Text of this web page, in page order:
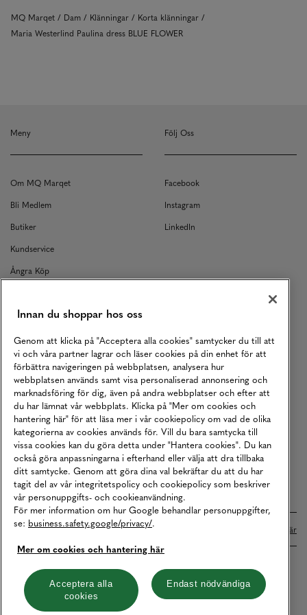
MQ Marqet Dam Klänningar
Korta klänningar
Maria Westerlind Paulina dress BLUE FLOWER
Meny
Om MQ Marqet
Bli Medlem
Butiker
Kundservice
Ångra Köp
Returer
Köpvillkor
Karriär
Vårt Ansvar
Våra Tjänster
Press
Studentrabatt
B2B
Tillgänglighetsredogörelse
Följ Oss
Facebook
Instagram
LinkedIn
Betalningar online sköts i samarbete med Klarna. Läs mer här
Cookies Integritetspolicy
Hantera cookies
Innan du shoppar hos oss
Genom att klicka på "Acceptera alla cookies" samtycker du till att
vi och våra partner lagrar och läser cookies på din enhet för att
förbättra navigeringen på webbplatsen, analysera hur
webbplatsen används samt visa personaliserad annonsering och
marknadsföring för dig, även på andra webbplatser och efter att
du har lämnat vår webbplats. Klicka på "Mer om cookies och
hantering här" för att läsa mer i vår cookiepolicy om vad de olika
kategorierna av cookies används för. Vill du bara samtycka till
vissa cookies kan du göra detta under "Hantera cookies". Du kan
också göra anpassningarna i efterhand eller välja att dra tillbaka
ditt samtycke. Genom att göra dina val bekräftar du att du har
tagit del av vår integritetspolicy och cookiepolicy som beskriver
vår personuppgifts- och cookieanvändning.
För mer information om hur Google behandlar personuppgifter,
se: business.safety.google/privacy/.
Mer om cookies och hantering här
Acceptera alla
cookies
Endast nödvändiga